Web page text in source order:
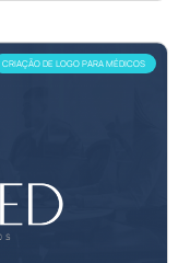
CRIAÇÃO DE LOGO PARA MÉDICOS